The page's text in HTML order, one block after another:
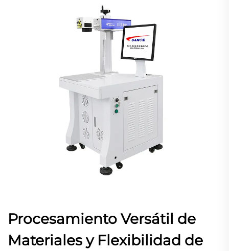
Procesamiento Versátil de
Materiales y Flexibilidad de